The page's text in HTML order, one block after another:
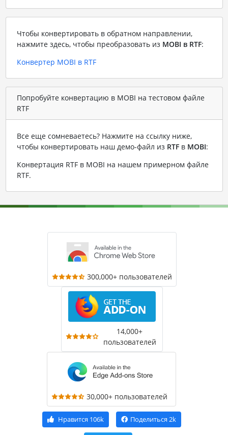
Чтобы конвертировать в обратном направлении,
нажмите здесь, чтобы преобразовать из MOBI в RTF:
Конвертер MOBI в RTF
Попробуйте конвертацию в MOBI на тестовом файле
RTF
Все еще сомневаетесь? Нажмите на ссылку ниже,
чтобы конвертировать наш демо-файл из RTFв MOBI:
Конвертация RTF в MOBI на нашем примерном файле
RTF.
300,000+ пользователей
14,000+
пользователей
30,000+ пользователей
Нравится 106k Поделиться 2k